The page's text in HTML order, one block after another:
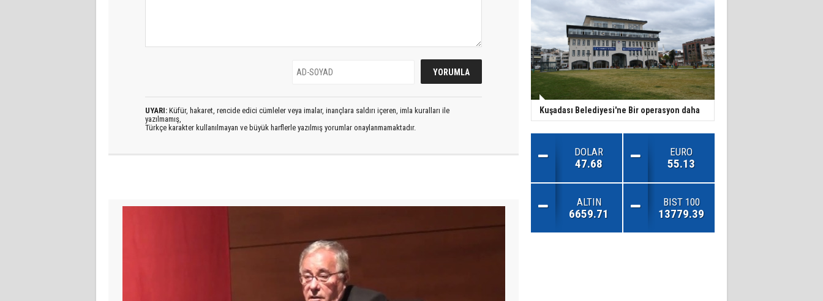
UYARI: Küfür, hakaret, rencide edici cümleler veya imalar, inançlara saldırı içeren, imla kuralları ile
yazılmamış,
Türkçe karakter kullanılmayan ve büyük harflerle yazılmış yorumlar onaylanmamaktadır.
Kuşadası Belediyesi'ne Bir operasyon daha
DOLAR
47.68
EURO
55.13
ALTIN
6659.71
BIST 100
13779.39